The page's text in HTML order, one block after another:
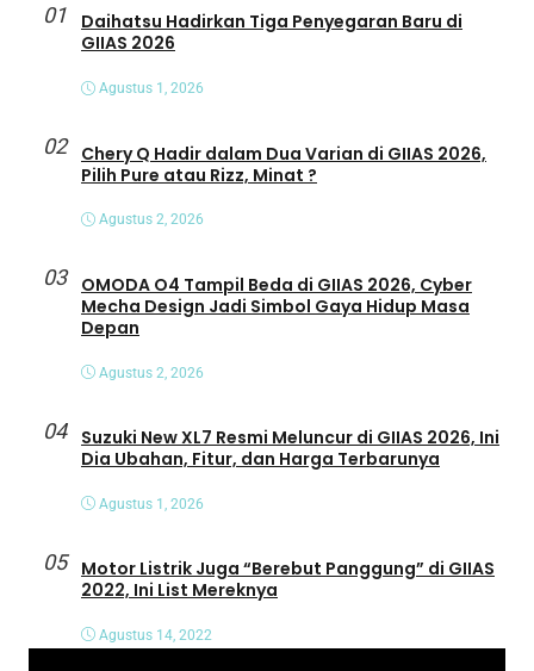
01
Daihatsu Hadirkan Tiga Penyegaran Baru di
GIIAS 2026
Agustus 1, 2026
02
Chery Q Hadir dalam Dua Varian di GIIAS 2026,
Pilih Pure atau Rizz, Minat ?
Agustus 2, 2026
03
OMODA O4 Tampil Beda di GIIAS 2026, Cyber
Mecha Design Jadi Simbol Gaya Hidup Masa
Depan
Agustus 2, 2026
04
Suzuki New XL7 Resmi Meluncur di GIIAS 2026, Ini
Dia Ubahan, Fitur, dan Harga Terbarunya
Agustus 1, 2026
05
Motor Listrik Juga “Berebut Panggung” di GIIAS
2022, Ini List Mereknya
Agustus 14, 2022